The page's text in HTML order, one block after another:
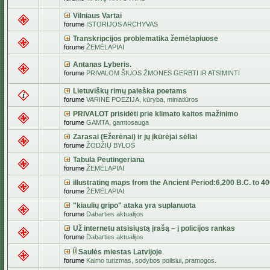
Vilniaus Vartai
forume ISTORIJOS ARCHYVAS
Transkripcijos problematika žemėlapiuose
forume ŽEMĖLAPIAI
Antanas Lyberis.
forume PRIVALOM ŠIUOS ŽMONES GERBTI IR ATSIMINTI
Lietuviškų rimų paieška poetams
forume VARINĖ POEZIJA, kūryba, miniatiūros
PRIVALOT prisidėti prie klimato kaitos mažinimo
forume GAMTA, gamtosauga
Zarasai (Ežerėnai) ir jų įkūrėjai sėliai
forume ŽODŽIŲ BYLOS
Tabula Peutingeriana
forume ŽEMĖLAPIAI
illustrating maps from the Ancient Period:6,200 B.C. to
forume ŽEMĖLAPIAI
"kiaulių gripo" ataka yra suplanuota
forume Dabarties aktualijos
Už internetu atsisiųstą įrašą – į policijos rankas
forume Dabarties aktualijos
Saulės miestas Latvijoje
forume Kaimo turizmas, sodybos poilsiui, pramogos.